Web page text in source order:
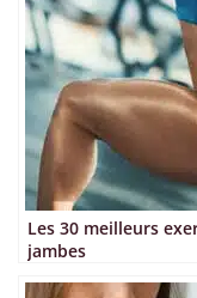
Les 30 meilleurs
jambes